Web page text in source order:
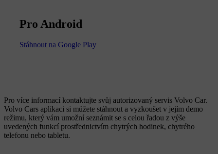
Pro Android
Stáhnout na Google Play
Pro více informací kontaktujte svůj autorizovaný servis Volvo Car.
Volvo Cars aplikaci si můžete stáhnout a vyzkoušet v jejím demo
režimu, který vám umožní seznámit se s celou řadou z výše
uvedených funkcí prostřednictvím chytrých hodinek, chytrého
telefonu nebo tabletu.